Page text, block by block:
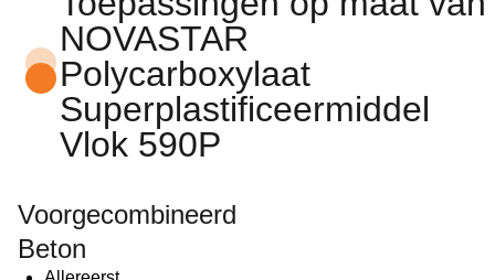
NOVASTAR
Polycarboxylaat
Superplastificeermiddel
Vlok 590P
Voorgecombineerd
Beton